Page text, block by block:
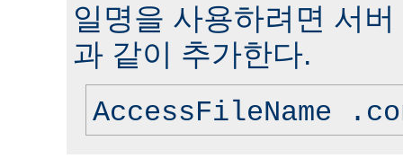
일명을 사용하려면 서
과 같이 추가한다.
AccessFileName